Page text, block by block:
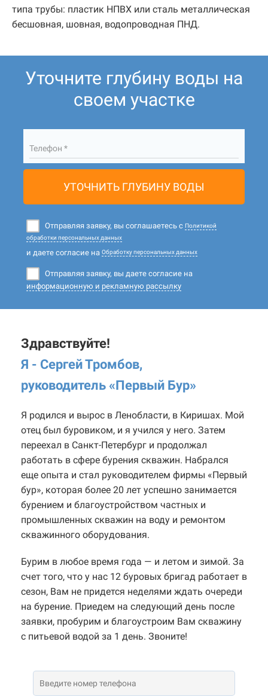
типа трубы: пластик НПВХ или сталь металлическая
бесшовная, шовная, водопроводная ПНД.
Уточните глубину воды на
своем участке
Телефон *
УТОЧНИТЬ ГЛУБИНУ ВОДЫ
Отправляя заявку, вы соглашаетесь с Политикой
обработки персональных данных
и даете согласие на Обработку персональных данных
Отправляя заявку, вы даете согласие на
информационную и рекламную рассылку
Здравствуйте!
Я - Сергей Тромбов,
руководитель «Первый Бур»
Я родился и вырос в Ленобласти, в Киришах. Мой
отец был буровиком, и я учился у него. Затем
переехал в Санкт-Петербург и продолжал
работать в сфере бурения скважин. Набрался
еще опыта и стал руководителем фирмы «Первый
бур», которая более 20 лет успешно занимается
бурением и благоустройством частных и
промышленных скважин на воду и ремонтом
скважинного оборудования.
Бурим в любое время года — и летом и зимой. За
счет того, что у нас 12 буровых бригад работает в
сезон, Вам не придется неделями ждать очереди
на бурение. Приедем на следующий день после
заявки, пробурим и благоустроим Вам скважину
с питьевой водой за 1 день. Звоните!